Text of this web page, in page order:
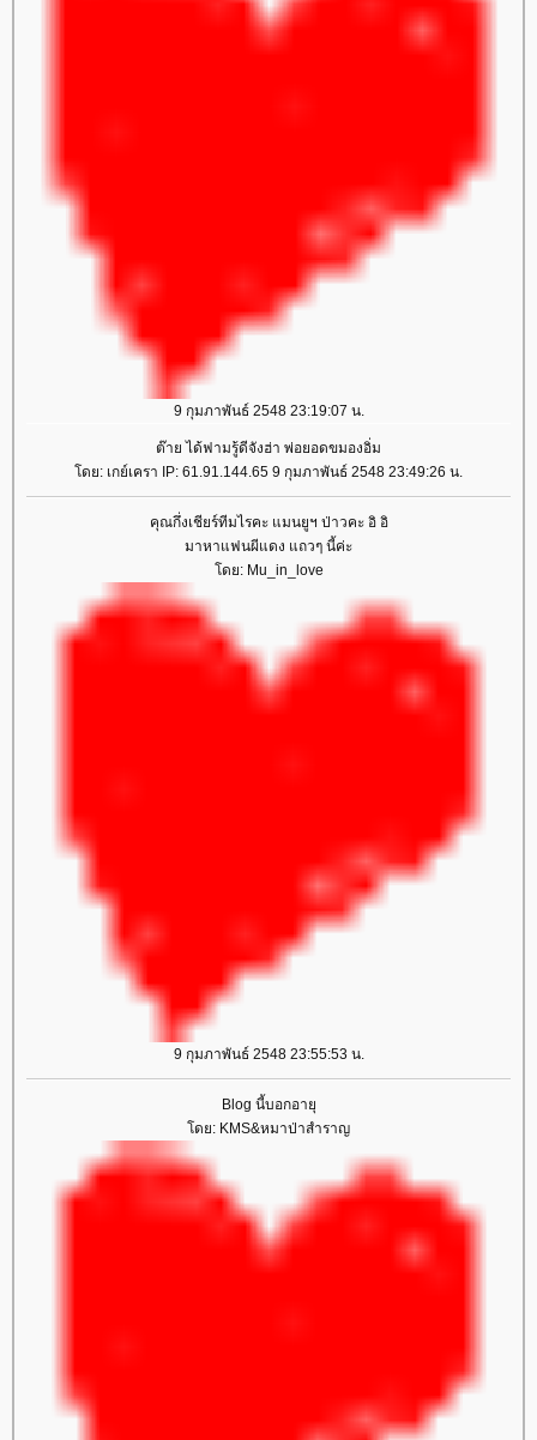
9 กุมภาพันธ์ 2548 23:19:07 น.
ต๊าย ได้ฟามรู้ดีจังฮ่า พ่อยอดขมองอิ่ม
ดย: เกย์เครา IP: 61.91.144.65 9 กุมภาพันธ์ 2548 23:49:26 น.
คุณกึ่งเชียร์ทีมไรคะ แมนยูฯ ป่าวคะ อิ อิ
มาหาแฟนผีแดง แถวๆ นี้ค่ะ
ดย: Mu_in_love
9 กุมภาพันธ์ 2548 23:55:53 น.
Blog นี้บอกอายุ
ดย: KMS&หมาป่าสำราญ